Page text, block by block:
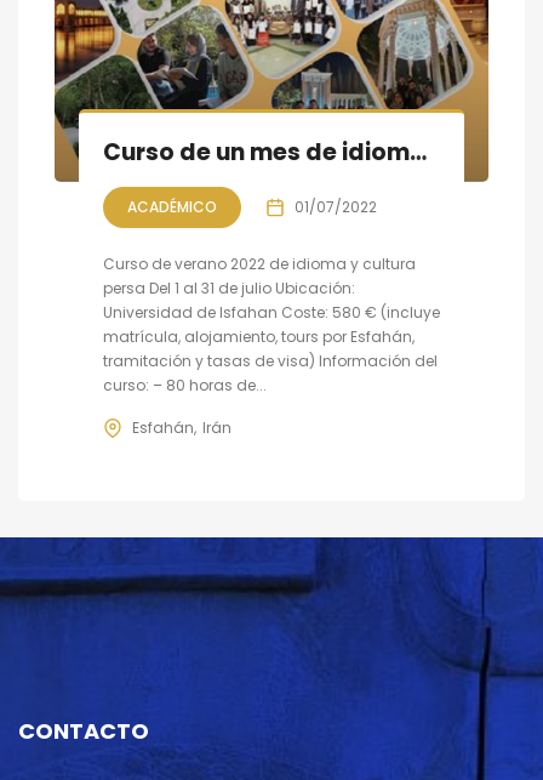
Curso de un mes de idioma y cultura persa en Esfahán
ACADÉMICO 01/07/2022
Curso de verano 2022 de idioma y cultura
persa Del 1 al 31 de julio Ubicación:
Universidad de Isfahan Coste: 580 € (incluye
matrícula, alojamiento, tours por Esfahán,
tramitación y tasas de visa) Información del
curso: – 80 horas de...
Esfahán Irán
CONTACTO